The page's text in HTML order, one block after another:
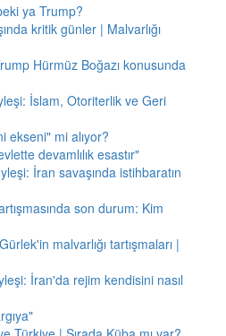
ya Trump?
kritik günler | Malvarlığı
Hürmüz Boğazı konusunda
İslam, Otoriterlik ve Geri
ekseni" mi alıyor?
devamlılık esastır"
İran savaşında istihbaratın
son durum: Kim
malvarlığı tartışmaları |
İran'da rejim kendisini nasıl